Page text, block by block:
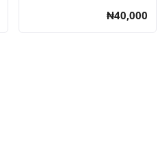
₦40,000